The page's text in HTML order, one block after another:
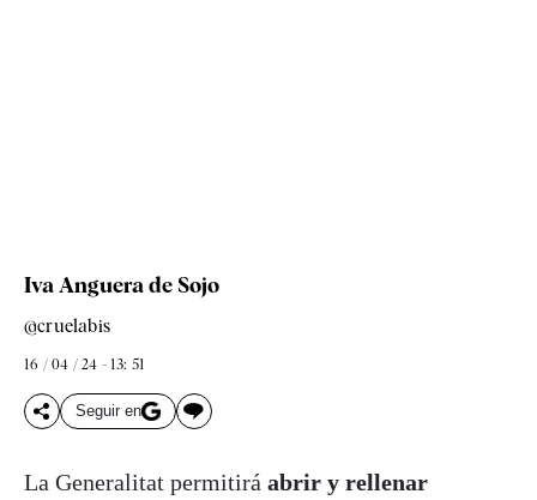
Iva Anguera de Sojo
@cruelabis
16 / 04 / 24 - 13: 51
Seguir en
La Generalitat permitirá abrir y rellenar